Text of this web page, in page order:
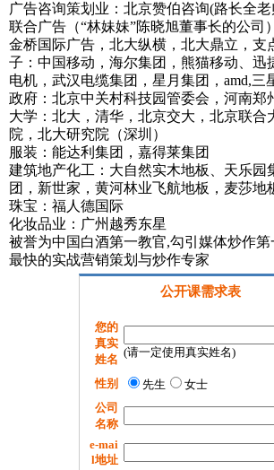
广告咨询策划业：北京赞伯咨询(路长全
联合广告（“林妹妹”陈晓旭董事长的公司
金桥国际广告，北大纵横，北大鼎立，支
子：中国移动，海尔集团，熊猫移动、迅
电机，武汉电缆集团，星月集团，amd,三
政府：北京中关村科技园管委会，河南郑
大学：北大，清华，北京交大，北京联合
院，北大研究院（深圳）
服装：能达利集团，嘉得莱集团
建筑地产化工：大自然实木地板、天乐园
团，新世家，黄河林业飞航地板，麦莎地
珠宝：福人德国际
化妆品业：广州越秀东星
被誉为中国白酒第一教官,勾引媒体炒作
最快的实战营销策划与炒作专家
公开课需求表
您的
真实
姓名
(请一定使用真实姓名)
性别 先生
女士
公司
名称
e-mai
l地址